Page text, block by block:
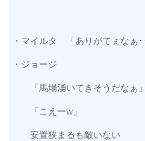
・マイルタ 「ありがてぇなぁ･
・ジョージ
「馬場湧いてきそうだなぁ
「こえーw」
安置狭まるも敵いない